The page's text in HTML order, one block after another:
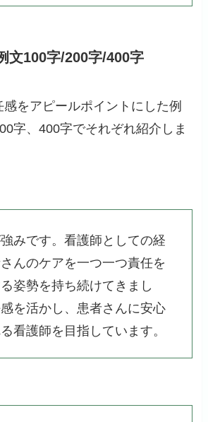
文100字/200字/400字
をアピールポイントにした例
字、400字でそれぞれ紹介しま
みです。看護師としての経
んのケアを一つ一つ責任を
姿勢を持ち続けてきまし
を活かし、患者さんに安心
看護師を目指しています。